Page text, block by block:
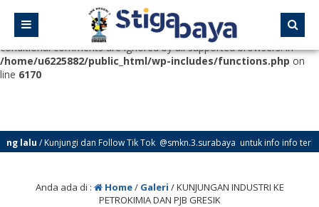
Deprecated
: Function WP_Dependencies->add_data() was called
with an argument that is
deprecated
since version 6.9.0! IE
conditional comments are ignored by all supported browsers. in
/home/u6225882/public_html/wp-includes/functions.php on
line 6170
lalu/ Kunjungi dan Follow Tik Tok @smkn.3.surabaya untuk info info
Anda ada di : Home/ Galeri /KUNJUNGAN INDUSTRI KE
PETROKIMIA DAN PJB GRESIK